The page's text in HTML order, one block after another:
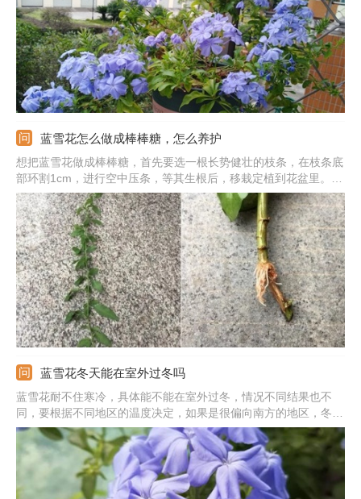
蓝雪花怎么做成棒棒糖，怎么养护
想把蓝雪花做成棒棒糖，首先要选一根长势健壮的枝条，在枝条底
部环割1cm，进行空中压条，等其生根后，移栽定植到花盆里。移
栽后放在散光通风处缓盆，一周后逐渐增光，在盆中搭设球形支
架，等蓝雪花长到球形支架的中间时打顶，直到将蓝雪花剪成一个
棒棒糖的形状。
蓝雪花冬天能在室外过冬吗
蓝雪花耐不住寒冷，具体能不能在室外过冬，情况不同结果也不
同，要根据不同地区的温度决定，如果是很偏向南方的地区，冬季
温度能维持在0摄氏度以上，这种情况下可以在室外越冬。如果是
北方地区，温度比较寒冷，冬季的温度长期低于0摄氏度以下，这
种情况一定要注意，需及时移到室内越冬，不能使植株受到冻伤。